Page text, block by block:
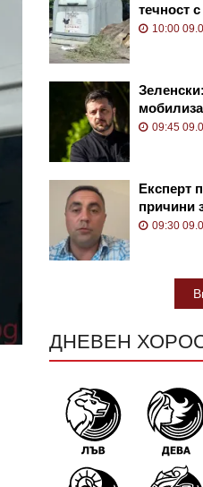
течност
тормози
10:00
09:45
Експерт
причини
Кардам
09:30
ДНЕВЕН